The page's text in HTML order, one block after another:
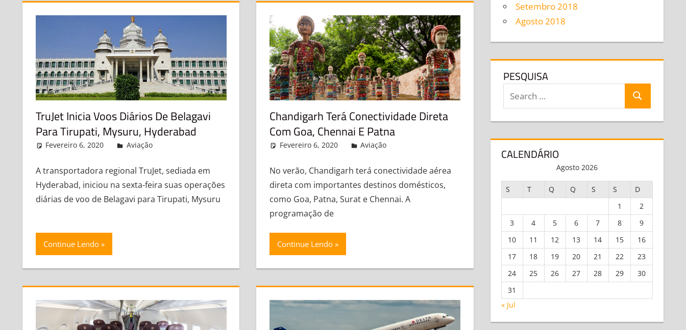
TruJet Inicia Voos Diários De Belagavi
Para Tirupati, Mysuru, Hyderabad
Fevereiro 6, 2020 admin
Aviação
A transportadora regional TruJet, sediada em
Hyderabad, iniciou na sexta-feira suas operações
diárias de voo de Belagavi para Tirupati, Mysuru
Continue Lendo
Chandigarh Terá Conectividade Direta
Com Goa, Chennai E Patna
Fevereiro 6, 2020 admin
Aviação
No verão, Chandigarh terá conectividade aérea
direta com importantes destinos domésticos,
como Goa, Patna, Surat e Chennai. A
programação de
Continue Lendo
Setembro 2018
Agosto 2018
PESQUISA
PESQUISA
CALENDÁRIO
Agosto 2026
S T Q Q S S
D
1
2
3
4 5 6 7 8
9
10
11 12 13 14 15
16
17
18 19 20 21 22
23
24
25 26 27 28 29
30
31
« Jul